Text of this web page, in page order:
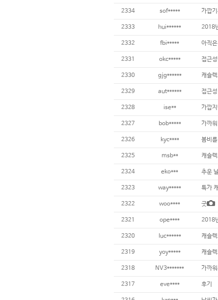
2334 sof***** 가깝
2333 hui****** 2018
2332 fbi***** 아직
2331 okc***** 접근
2330 gjg****** 캐슬
2329 aut****** 접근
2328 ise**
2327 bob***** 가까워
2326 kyc**** 봄비
2325 msb** 캐슬
2324 eko*** 추운
2323 way***** 특가
2322 woo**** 굿
2321 ope**** 2018
2320 luc****** 캐슬
2319 yoy***** 캐슬
2318 NV3******* 가까
2317 eve**** 후기